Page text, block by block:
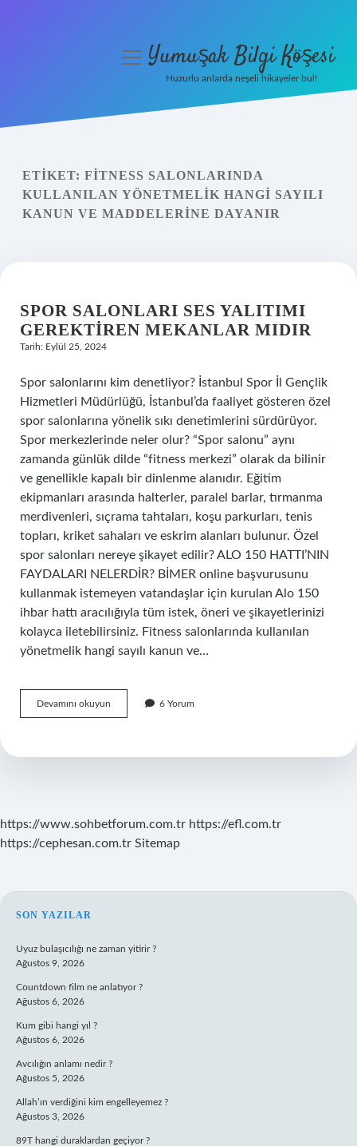
Yasal Uyarı
Hakkımızda
menüyüYumuşak Bilgi Köşesi
Huzurlu anlarda neşeli hikayeler bul!
ETIKET: FITNESS SALONLARINDA
KULLANILAN YÖNETMELIK HANGI SAYILI
KANUN VE MADDELERINE DAYANIR
SPOR SALONLARI SES YALITIMI
GEREKTIREN MEKANLAR MIDIR
Tarih: Eylül 25, 2024
Spor salonlarını kim denetliyor? İstanbul Spor İl Gençlik
Hizmetleri Müdürlüğü, İstanbul’da faaliyet gösteren özel
spor salonlarına yönelik sıkı denetimlerini sürdürüyor.
Spor merkezlerinde neler olur? “Spor salonu” aynı
zamanda günlük dilde “fitness merkezi” olarak da bilinir
ve genellikle kapalı bir dinlenme alanıdır. Eğitim
ekipmanları arasında halterler, paralel barlar, tırmanma
merdivenleri, sıçrama tahtaları, koşu parkurları, tenis
topları, kriket sahaları ve eskrim alanları bulunur. Özel
spor salonları nereye şikayet edilir? ALO 150 HATTI’NIN
FAYDALARI NELERDİR? BİMER online başvurusunu
kullanmak istemeyen vatandaşlar için kurulan Alo 150
ihbar hattı aracılığıyla tüm istek, öneri ve şikayetlerinizi
kolayca iletebilirsiniz. Fitness salonlarında kullanılan
yönetmelik hangi sayılı kanun ve…
Devamını okuyun
Salonları
Gerektiren
6 Yorum
https://www.sohbetforum.com.tr https://efl.com.tr
https://cephesan.com.tr Sitemap
SIDEBAR
SON YAZILAR
Uyuz bulaşıcılığı ne zaman yitirir ?
Ağustos 9, 2026
Countdown film ne anlatıyor ?
Ağustos 6, 2026
Kum gibi hangi yıl ?
Ağustos 6, 2026
Avcılığın anlamı nedir ?
Ağustos 5, 2026
Allah’ın verdiğini kim engelleyemez ?
Ağustos 3, 2026
89T hangi duraklardan geçiyor ?